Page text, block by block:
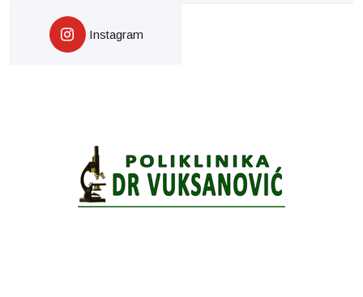
Instagram